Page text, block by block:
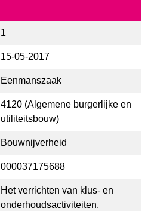
1
15-05-2017
Eenmanszaak
4120 (Algemene burgerlijke en
utiliteitsbouw)
Bouwnijverheid
000037175688
Het verrichten van klus- en
onderhoudsactiviteiten.